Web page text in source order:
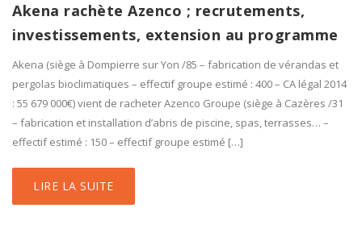
Akena rachète Azenco ; recrutements,
investissements, extension au programme
Akena (siège à Dompierre sur Yon /85 – fabrication de vérandas et
pergolas bioclimatiques – effectif groupe estimé : 400 – CA légal 2014
: 55 679 000€) vient de racheter Azenco Groupe (siège à Cazères /31
– fabrication et installation d’abris de piscine, spas, terrasses… –
effectif estimé : 150 – effectif groupe estimé […]
LIRE LA SUITE